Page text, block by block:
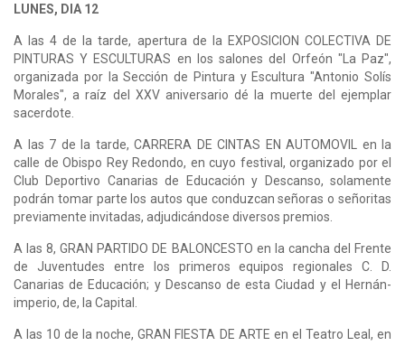
LUNES, DIA 12
A las 4 de la tarde, apertura de la EXPOSICION COLECTIVA DE
PINTURAS Y ESCULTURAS en los salones del Orfeón "La Paz",
organizada por la Sección de Pintura y Escultura "Antonio Solís
Morales", a raíz del XXV aniversario dé la muerte del ejemplar
sacerdote.
A las 7 de la tarde, CARRERA DE CINTAS EN AUTOMOVIL en la
calle de Obispo Rey Redondo, en cuyo festival, organizado por el
Club Deportivo Canarias de Educación y Descanso, solamente
podrán tomar parte los autos que conduzcan señoras o señoritas
previamente invitadas, adjudicándose diversos premios.
A las 8, GRAN PARTIDO DE BALONCESTO en la cancha del Frente
de Juventudes entre los primeros equipos regionales C. D.
Canarias de Educación; y Descanso de esta Ciudad y el Hernán-
imperio, de, la Capital.
A las 10 de la noche, GRAN FIESTA DE ARTE en el Teatro Leal, en